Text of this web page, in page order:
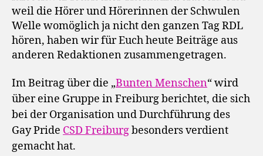
weil die Hörer und Hörerinnen der Schwulen
Welle womöglich ja nicht den ganzen Tag RDL
hören, haben wir für Euch heute Beiträge aus
anderen Redaktionen zusammengetragen.
Im Beitrag über die „Bunten Menschen“ wird
über eine Gruppe in Freiburg berichtet, die sich
bei der Organisation und Durchführung des
Gay Pride CSD Freiburgbesonders verdient
gemacht hat.